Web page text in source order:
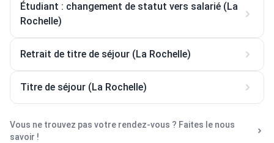
Étudiant : changement de statut vers salarié (La
Rochelle)
Retrait de titre de séjour (La Rochelle)
Titre de séjour (La Rochelle)
Vous ne trouvez pas votre rendez-vous ? Faites le nous
savoir !